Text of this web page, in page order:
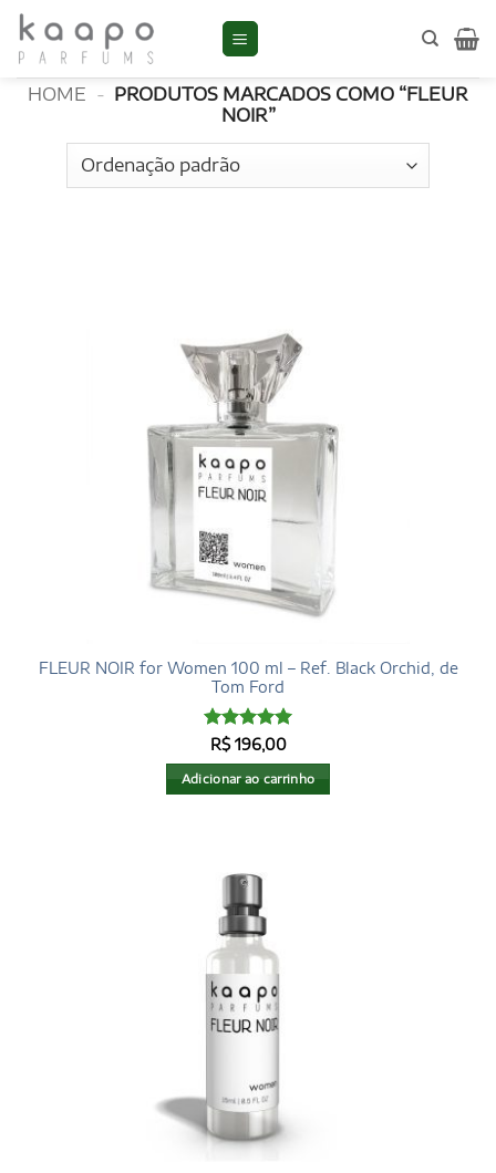
Skip
content
Fleur Noir
HOME - PRODUTOS MARCADOS COMO “FLEUR
NOIR”
FLEUR NOIR for Women 100 ml – Ref. Black Orchid, de
Tom Ford
Avaliação5
de 5
R$196,00
Adicionar ao carrinho